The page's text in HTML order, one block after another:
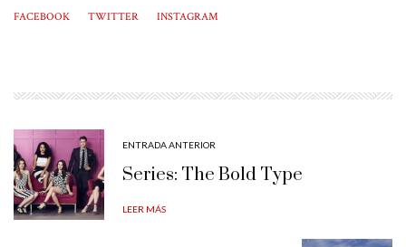
FACEBOOK TWITTER INSTAGRAM
ENTRADA ANTERIOR
Series: The Bold Type
LEER MÁS